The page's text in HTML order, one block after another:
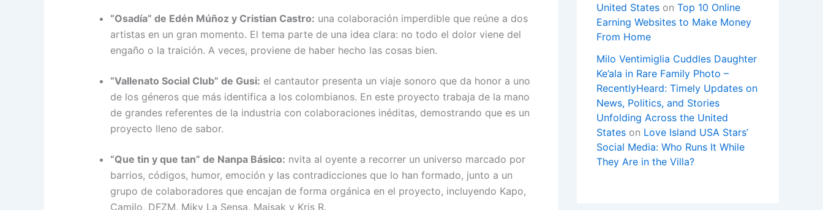
“Osadía” de Edén Múñoz y Cristian Castro: una colaboración imperdible que reúne a dos
artistas en un gran momento. El tema parte de una idea clara: no todo el dolor viene del
engaño o la traición. A veces, proviene de haber hecho las cosas bien.
“Vallenato Social Club” de Gusi: el cantautor presenta un viaje sonoro que da honor a uno
de los géneros que más identifica a los colombianos. En este proyecto trabaja de la mano
de grandes referentes de la industria con colaboraciones inéditas, demostrando que es un
proyecto lleno de sabor.
“Que tin y que tan” de Nanpa Básico: nvita al oyente a recorrer un universo marcado por
barrios, códigos, humor, emoción y las contradicciones que lo han formado, junto a un
grupo de colaboradores que encajan de forma orgánica en el proyecto, incluyendo Kapo,
Camilo, DFZM, Miky La Sensa, Maisak y Kris R.
United States on Top 10 Online
Earning Websites to Make Money
From Home
Milo Ventimiglia Cuddles Daughter
Ke’ala in Rare Family Photo –
RecentlyHeard: Timely Updates on
News, Politics, and Stories
Unfolding Across the United
States on Love Island USA Stars’
Social Media: Who Runs It While
They Are in the Villa?